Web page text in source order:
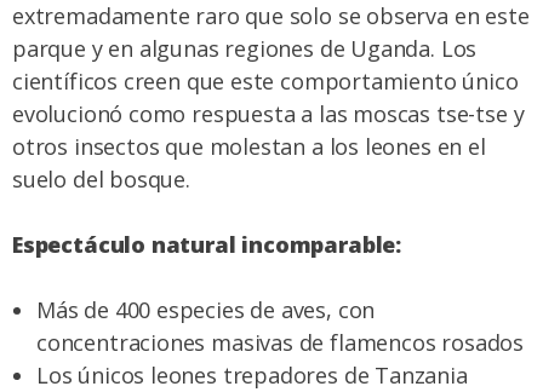
extremadamente raro que solo se observa en este
parque y en algunas regiones de Uganda. Los
científicos creen que este comportamiento único
evolucionó como respuesta a las moscas tse-tse y
otros insectos que molestan a los leones en el
suelo del bosque.
Espectáculo natural incomparable:
Más de 400 especies de aves, con
concentraciones masivas de flamencos rosados
Los únicos leones trepadores de Tanzania